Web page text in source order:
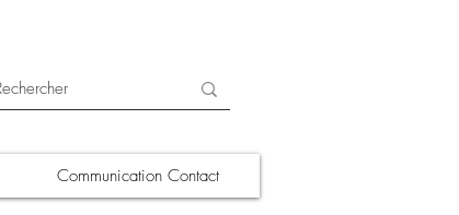
Communication Contact